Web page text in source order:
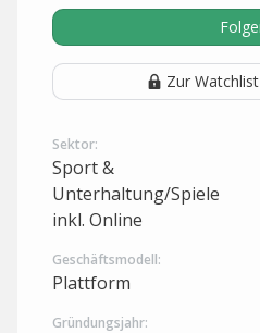
Zur
Sektor:
Sport &
Unterhaltung/Spiele
inkl. Online
Geschäftsmodell:
Plattform
Gründungsjahr: